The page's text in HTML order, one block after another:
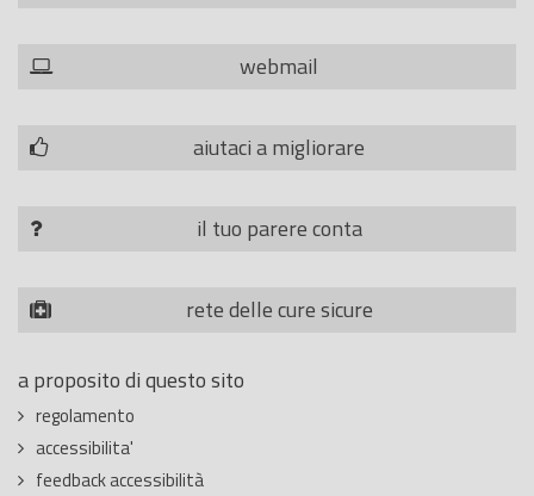
webmail
aiutaci a migliorare
il tuo parere conta
rete delle cure sicure
a proposito di questo sito
regolamento
accessibilita'
feedback accessibilità